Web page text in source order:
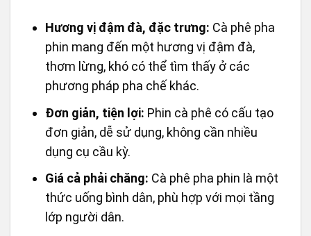
Hương vị đậm đà, đặc trưng: Cà phê pha
phin mang đến một hương vị đậm đà,
thơm lừng, khó có thể tìm thấy ở các
phương pháp pha chế khác.
Đơn giản, tiện lợi: Phin cà phê có cấu tạo
đơn giản, dễ sử dụng, không cần nhiều
dụng cụ cầu kỳ.
Giá cả phải chăng: Cà phê pha phin là một
thức uống bình dân, phù hợp với mọi tầng
lớp người dân.